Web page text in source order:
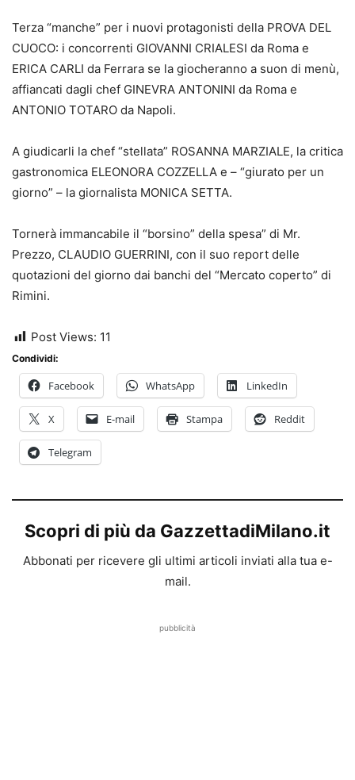
Terza “manche” per i nuovi protagonisti della PROVA DEL
CUOCO: i concorrenti GIOVANNI CRIALESI da Roma e
ERICA CARLI da Ferrara se la giocheranno a suon di menù,
affiancati dagli chef GINEVRA ANTONINI da Roma e
ANTONIO TOTARO da Napoli.
A giudicarli la chef “stellata” ROSANNA MARZIALE, la critica
gastronomica ELEONORA COZZELLA e – “giurato per un
giorno” – la giornalista MONICA SETTA.
Tornerà immancabile il “borsino” della spesa” di Mr.
Prezzo, CLAUDIO GUERRINI, con il suo report delle
quotazioni del giorno dai banchi del “Mercato coperto” di
Rimini.
Post Views: 11
Condividi:
Facebook WhatsApp LinkedIn
X E-mail Stampa Reddit
Telegram
Scopri di più da GazzettadiMilano.it
Abbonati per ricevere gli ultimi articoli inviati alla tua e-
mail.
pubblicità